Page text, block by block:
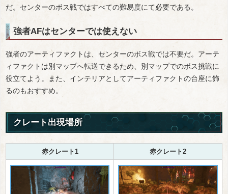
だ。センターのボス戦ではすべての難易度にて必要である。
強者AFはセンターでは使えない
強者のアーティファクトは、センターのボス戦では不要だ。アーテ
ィファクトは別マップへ転送できるため、別マップでのボス挑戦に
役立てよう。また、インテリアとしてアーティファクトの台座に飾
るのもおすすめ。
クレート出現場所
赤クレート1 赤クレート2